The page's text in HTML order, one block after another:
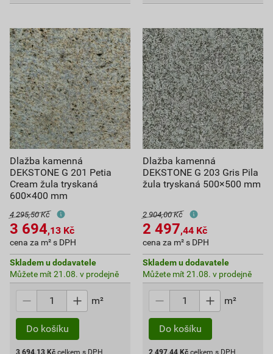
Dlažba kamenná
DEKSTONE G 201 Petia
Cream žula tryskaná
600×400 mm
4 295,50 Kč
3 694,13 Kč
cena za m² s DPH
Skladem u dodavatele
Můžete mít 21.08. v prodejně
m²
Do košíku
3 694,13 Kč celkem s DPH
Dlažba kamenná
DEKSTONE G 203 Gris Pila
žula tryskaná 500×500 mm
2 904,00 Kč
2 497,44 Kč
cena za m² s DPH
Skladem u dodavatele
Můžete mít 21.08. v prodejně
m²
Do košíku
2 497,44 Kč celkem s DPH